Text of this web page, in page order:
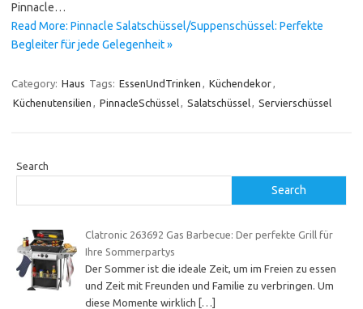
Pinnacle…
Read More: Pinnacle Salatschüssel/Suppenschüssel: Perfekte
Begleiter für jede Gelegenheit »
Category: Haus Tags: EssenUndTrinken , Küchendekor,
Küchenutensilien , PinnacleSchüssel, Salatschüssel, Servierschüssel
Search
Search
Clatronic 263692 Gas Barbecue: Der perfekte Grill für
Ihre Sommerpartys
Der Sommer ist die ideale Zeit, um im Freien zu essen
und Zeit mit Freunden und Familie zu verbringen. Um
diese Momente wirklich
[…]